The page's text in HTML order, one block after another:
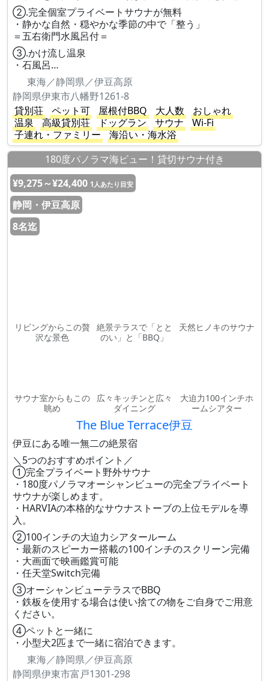
②.完全個室プライベートサウナが無料
・静かな自然・穏やかな季節の中で「整う」
＝五右衛門水風呂付＝
③.かけ流し温泉
・石風呂…
東海／静岡県／伊豆高原
静岡県伊東市八幡野1261-8
貸別荘
ペット可 屋根付BBQ 大人数
おしゃれ
温泉
高級貸別荘 ドッグラン サウナ
Wi-Fi
子連れ・ファミリー
海沿い・海水浴
180度パノラマ海ビュー！貸切サウナ付き
¥9,275～¥24,400 1人あたり目安
静岡・伊豆高原
8名迄
リビングからこの贅
沢な景色
絶景テラスで「とと
のい」と「BBQ」
天然ヒノキのサウナ
サウナ室からもこの
眺め
広々キッチンと広々
ダイニング
大迫力100インチホ
ームシアター
The Blue Terrace伊豆
伊豆にある唯一無二の絶景宿
＼5つのおすすめポイント／
①完全プライベート野外サウナ
・180度パノラマオーシャンビューの完全プライベート
サウナが楽しめます。
・HARVIAの本格的なサウナストーブの上位モデルを導
入。
②100インチの大迫力シアタールーム
・最新のスピーカー搭載の100インチのスクリーン完備
・大画面で映画鑑賞可能
・任天堂Switch完備
③オーシャンビューテラスでBBQ
・鉄板を使用する場合は使い捨ての物をご自身でご用意
ください。
④ペットと一緒に
・小型犬2匹まで一緒に宿泊できます。
東海／静岡県／伊豆高原
静岡県伊東市富戸1301-298